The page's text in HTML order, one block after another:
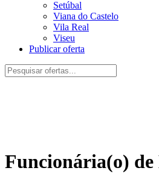
Setúbal
Viana do Castelo
Vila Real
Viseu
Publicar oferta
Funcionária(o)